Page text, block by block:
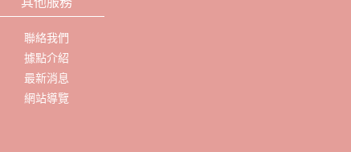
聯絡我們
據點介紹
最新消息
網站導覽